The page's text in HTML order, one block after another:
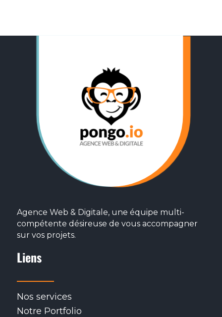
Agence Web & Digitale, une équipe multi-
compétente désireuse de vous accompagner
sur vos projets.
Liens
Nos services
Notre Portfolio